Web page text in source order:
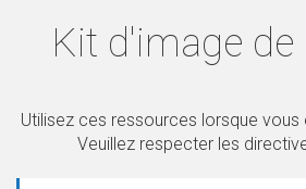
Kit d'image
Utilisez ces ressources lorsque vous
Veuillez respecter les